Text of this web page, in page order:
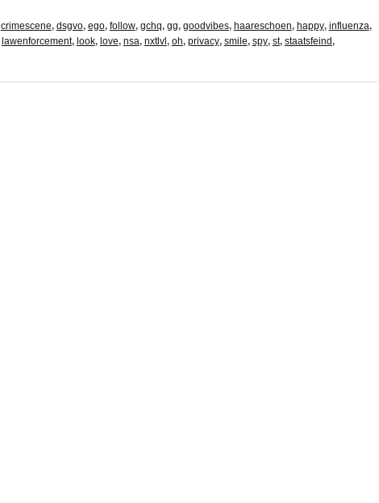
crimescene, dsgvo, ego, follow, gchq, gg, goodvibes, haareschoen, happy, influenza,
lawenforcement, look, love, nsa, nxtlvl , oh, privacy, smile, spy, st, staatsfeind,